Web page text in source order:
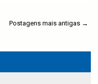
Postagens mais antigas →